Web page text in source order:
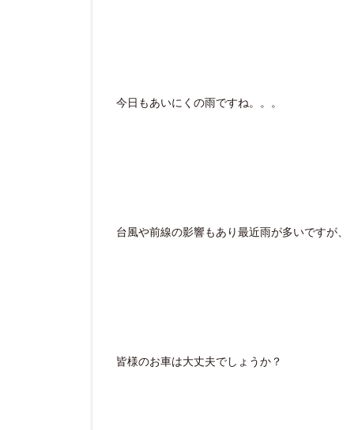
今日もあいにくの雨ですね。。。
台風や前線の影響もあり最近雨が多いですが、
皆様のお車は大丈夫でしょうか？